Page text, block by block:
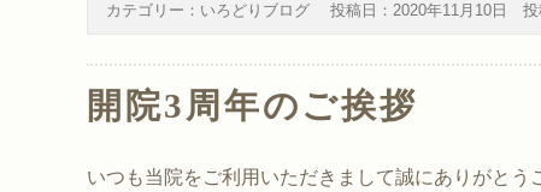
カテゴリー： いろどりブログ 投稿日： 2020年11月10日 投
開院3周年のご挨拶
いつも当院をご利用いただきまして誠にありがとう